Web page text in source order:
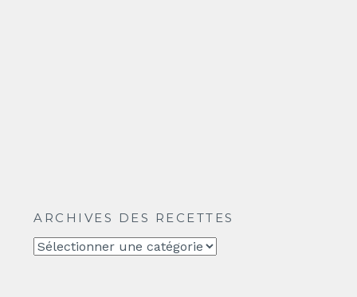
ARCHIVES DES RECETTES
Archives